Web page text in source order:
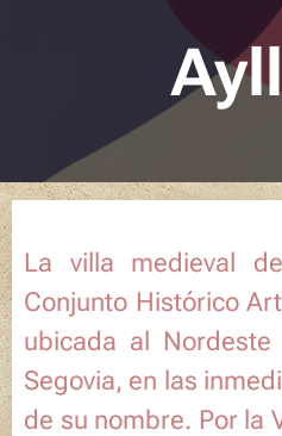
La villa medieval
Conjunto Histórico
ubicada al
Segovia, en las
de su nombre. Por la